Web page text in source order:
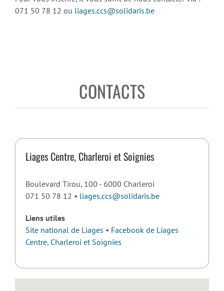
071 50 78 12 ou liages.ccs@solidaris.be
CONTACTS
Liages Centre, Charleroi et Soignies
Boulevard Tirou, 100 - 6000 Charleroi
071 50 78 12 • liages.ccs@solidaris.be
Liens utiles
Site national de Liages • Facebook de Liages
Centre, Charleroi et Soignies